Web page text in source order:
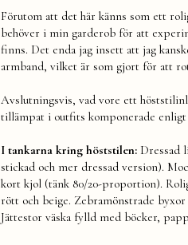
Förutom att det här känns som ett
behöver i min garderob för att
finns. Det enda jag insett att jag
armband, vilket är som gjort för att
Avslutningsvis, vad vore ett
tillämpat i outfits komponerade
I tankarna kring höststilen: Dressad
stickad och mer dressad version).
kort kjol (tänk 80/20-proportion).
rött och beige. Zebramönstrade
Jättestor väska fylld med böcker,